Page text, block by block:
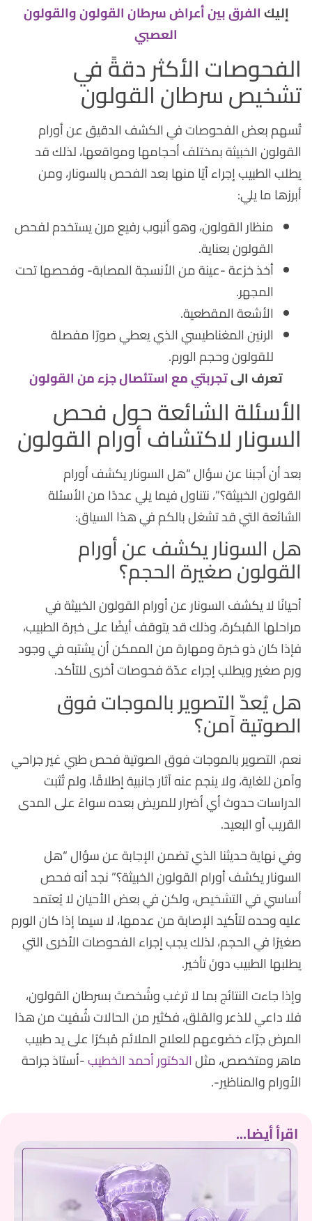
إليكالفرق بين أعراض سرطان القولون والقولون
العصبي
الفحوصات الأكثر دقةً في
تشخيص سرطان القولون
تُسهم بعض الفحوصات في الكشف الدقيق عن أورام
القولون الخبيثة بمختلف أحجامها ومواقعها، لذلك قد
يطلب الطبيب إجراء أيًا منها بعد الفحص بالسونار، ومن
أبرزها ما يلي:
منظار القولون، وهو أنبوب رفيع مرن يستخدم لفحص
القولون بعناية.
أخذ خزعة -عينة من الأنسجة المصابة- وفحصها تحت
المجهر.
الأشعة المقطعية.
الرنين المغناطيسي الذي يعطي صورًا مفصلة
للقولون وحجم الورم.
تعرف الىتجربتي مع استئصال جزء من القولون
الأسئلة الشائعة حول فحص
السونار لاكتشاف أورام القولون
بعد أن أجبنا عن سؤال “هل السونار يكشف أورام
القولون الخبيثة؟”، نتناول فيما يلي عددًا من الأسئلة
الشائعة التي قد تشغل بالكم في هذا السياق:
هل السونار يكشف عن أورام
القولون صغيرة الحجم؟
أحيانًا لا يكشف السونار عن أورام القولون الخبيثة في
مراحلها المُبكرة، وذلك قد يتوقف أيضًا على خبرة الطبيب،
فإذا كان ذو خبرة ومهارة من الممكن أن يشتبه في وجود
ورم صغير ويطلب إجراء عدّة فحوصات أخرى للتأكد.
هل يُعدّ التصوير بالموجات فوق
الصوتية آمن؟
نعم، التصوير بالموجات فوق الصوتية فحص طبي غير جراحي
وآمن للغاية، ولا ينجم عنه آثار جانبية إطلاقًا، ولم تُثبت
الدراسات حدوث أي أضرار للمريض بعده سواءً على المدى
القريب أو البعيد.
وفي نهاية حديثنا الذي تضمن الإجابة عن سؤال “هل
السونار يكشف أورام القولون الخبيثة؟” نجد أنه فحص
أساسي في التشخيص، ولكن في بعض الأحيان لا يُعتمد
عليه وحده لتأكيد الإصابة من عدمها، لا سيما إذا كان الورم
صغيرًا في الحجم، لذلك يجب إجراء الفحوصات الأخرى التي
يطلبها الطبيب دونَ تأخير.
وإذا جاءت النتائج بما لا ترغب وشُخصتَ بسرطان القولون،
فلا داعي للذعر والقلق، فكثير من الحالات شُفيت من هذا
المرض جرّاء خضوعهم للعلاج الملائم مُبكرًا على يد طبيب
ماهر ومتخصص، مثلالدكتور أحمد الخطيب-أستاذ جراحة
الأورام والمناظير-.
اقرأ أيضا...